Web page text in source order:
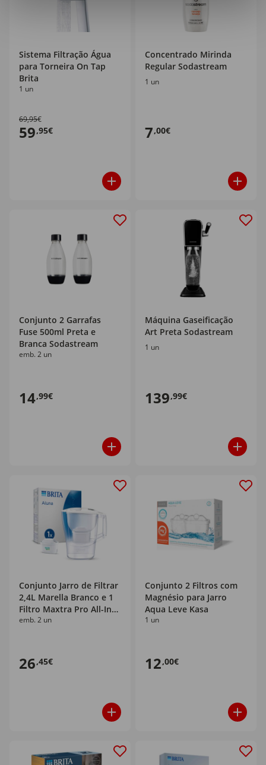
Sistema Filtração Água
para Torneira On Tap
Brita
1 un
69,95€
59,95€
Concentrado Mirinda
Regular Sodastream
1 un
7,00€
Conjunto 2 Garrafas
Fuse 500ml Preta e
Branca Sodastream
emb. 2 un
14,99€
Máquina Gaseificação
Art Preta Sodastream
1 un
139,99€
Conjunto Jarro de Filtrar
2,4L Marella Branco e 1
Filtro Maxtra Pro All-In-1
Brita
emb. 2 un
26,45€
Conjunto 2 Filtros com
Magnésio para Jarro
Aqua Leve Kasa
1 un
12,00€